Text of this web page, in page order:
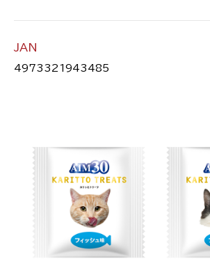
JAN
4973321943485